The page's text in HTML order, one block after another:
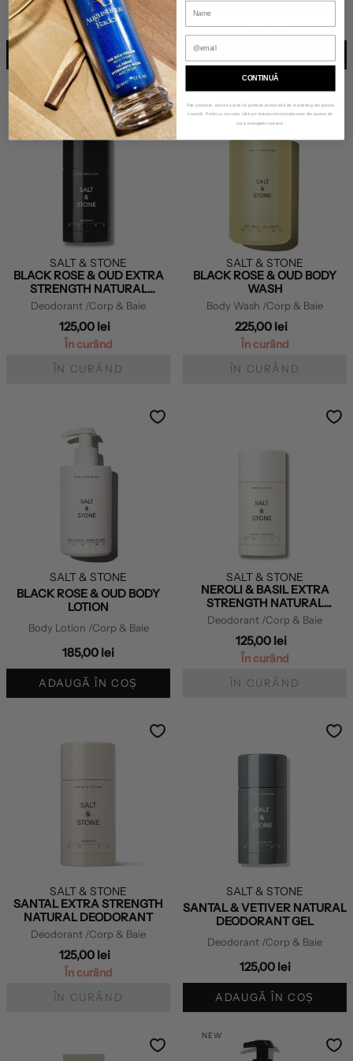
Body Wash /Corp & Baie
225,00 lei
ADAUGĂ ÎN COȘ
185,00 lei
ADAUGĂ ÎN COȘ
SALT & STONE
BLACK ROSE & OUD EXTRA
STRENGTH NATURAL
DEODORANT
Deodorant /Corp & Baie
125,00 lei
În curând
ÎN CURÂND
SALT & STONE
BLACK ROSE & OUD BODY
WASH
Body Wash /Corp & Baie
225,00 lei
În curând
ÎN CURÂND
SALT & STONE
BLACK ROSE & OUD BODY
LOTION
Body Lotion /Corp & Baie
185,00 lei
ADAUGĂ ÎN COȘ
SALT & STONE
NEROLI & BASIL EXTRA
STRENGTH NATURAL
DEODORANT
Deodorant /Corp & Baie
125,00 lei
În curând
ÎN CURÂND
SALT & STONE
SANTAL EXTRA STRENGTH
NATURAL DEODORANT
Deodorant /Corp & Baie
125,00 lei
În curând
ÎN CURÂND
SALT & STONE
SANTAL & VETIVER NATURAL
DEODORANT GEL
Deodorant /Corp & Baie
125,00 lei
ADAUGĂ ÎN COȘ
NEW
CONTINUĂ
Prin abonare, ești de acord să primești comunicări de marketing din partea
noastră. Pentru a renunța, click pe butonul de dezabonare din partea de
jos a mesajelor noastre.